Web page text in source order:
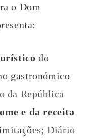
o Dom
do
gastronómico
da República
e da receita
Diário